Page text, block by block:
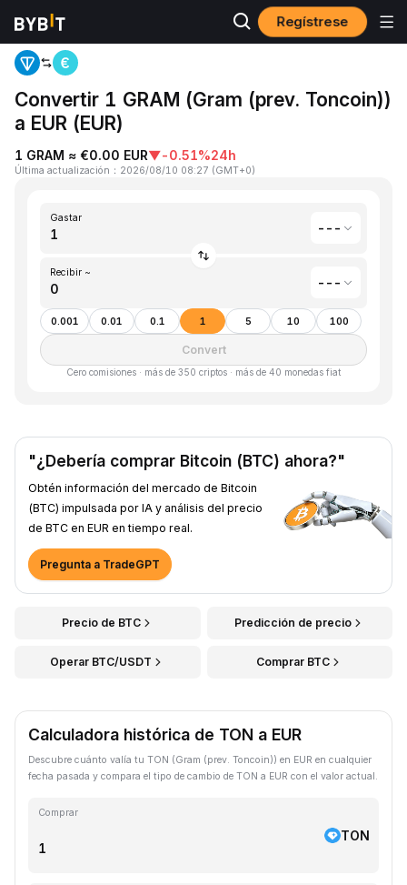
Regístrese
Inicio Gram (prev. Toncoin)(GRAM) to EUR(EUR)
Convertir 1 GRAM (Gram (prev. Toncoin))
a EUR (EUR)
1 GRAM ≈ €0.00 EUR▼-0.51%24h
Última actualización ： 2026/08/10 08:27 (GMT+0)
Gastar
---
Recibir ~
---
0.001 0.01 0.1 1 5 10 100
Convert
Cero comisiones · más de 350 criptos · más de 40 monedas fiat
"¿Debería comprar Bitcoin (BTC) ahora?"
Obtén información del mercado de Bitcoin
(BTC) impulsada por IA y análisis del precio
de BTC en EUR en tiempo real.
Pregunta a TradeGPT
Precio de BTC Predicción de precio
Operar BTC/USDT Comprar BTC
Calculadora histórica de TON a EUR
Descubre cuánto valía tu TON (Gram (prev. Toncoin)) en EUR en cualquier
fecha pasada y compara el tipo de cambio de TON a EUR con el valor actual.
Comprar
TON